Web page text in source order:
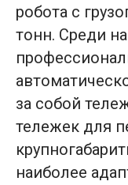
робота с
тонн. Среди
за собой
тележек для
наиболее